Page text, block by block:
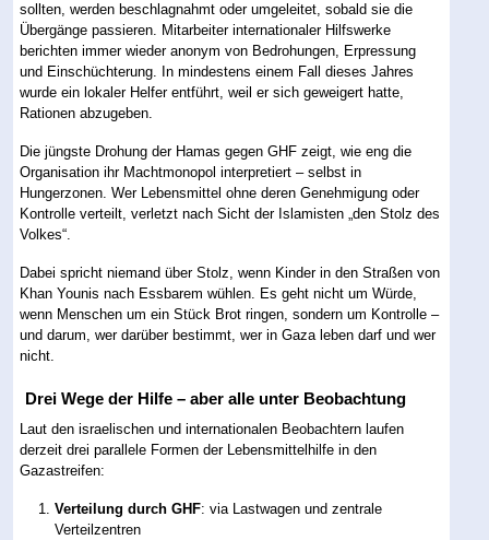
sollten, werden beschlagnahmt oder umgeleitet, sobald sie die
Übergänge passieren. Mitarbeiter internationaler Hilfswerke
berichten immer wieder anonym von Bedrohungen, Erpressung
und Einschüchterung. In mindestens einem Fall dieses Jahres
wurde ein lokaler Helfer entführt, weil er sich geweigert hatte,
Rationen abzugeben.
Die jüngste Drohung der Hamas gegen GHF zeigt, wie eng die
Organisation ihr Machtmonopol interpretiert – selbst in
Hungerzonen. Wer Lebensmittel ohne deren Genehmigung oder
Kontrolle verteilt, verletzt nach Sicht der Islamisten „den Stolz des
Volkes“.
Dabei spricht niemand über Stolz, wenn Kinder in den Straßen von
Khan Younis nach Essbarem wühlen. Es geht nicht um Würde,
wenn Menschen um ein Stück Brot ringen, sondern um Kontrolle –
und darum, wer darüber bestimmt, wer in Gaza leben darf und wer
nicht.
Drei Wege der Hilfe – aber alle unter Beobachtung
Laut den israelischen und internationalen Beobachtern laufen
derzeit drei parallele Formen der Lebensmittelhilfe in den
Gazastreifen:
Verteilung durch GHF: via Lastwagen und zentrale
Verteilzentren